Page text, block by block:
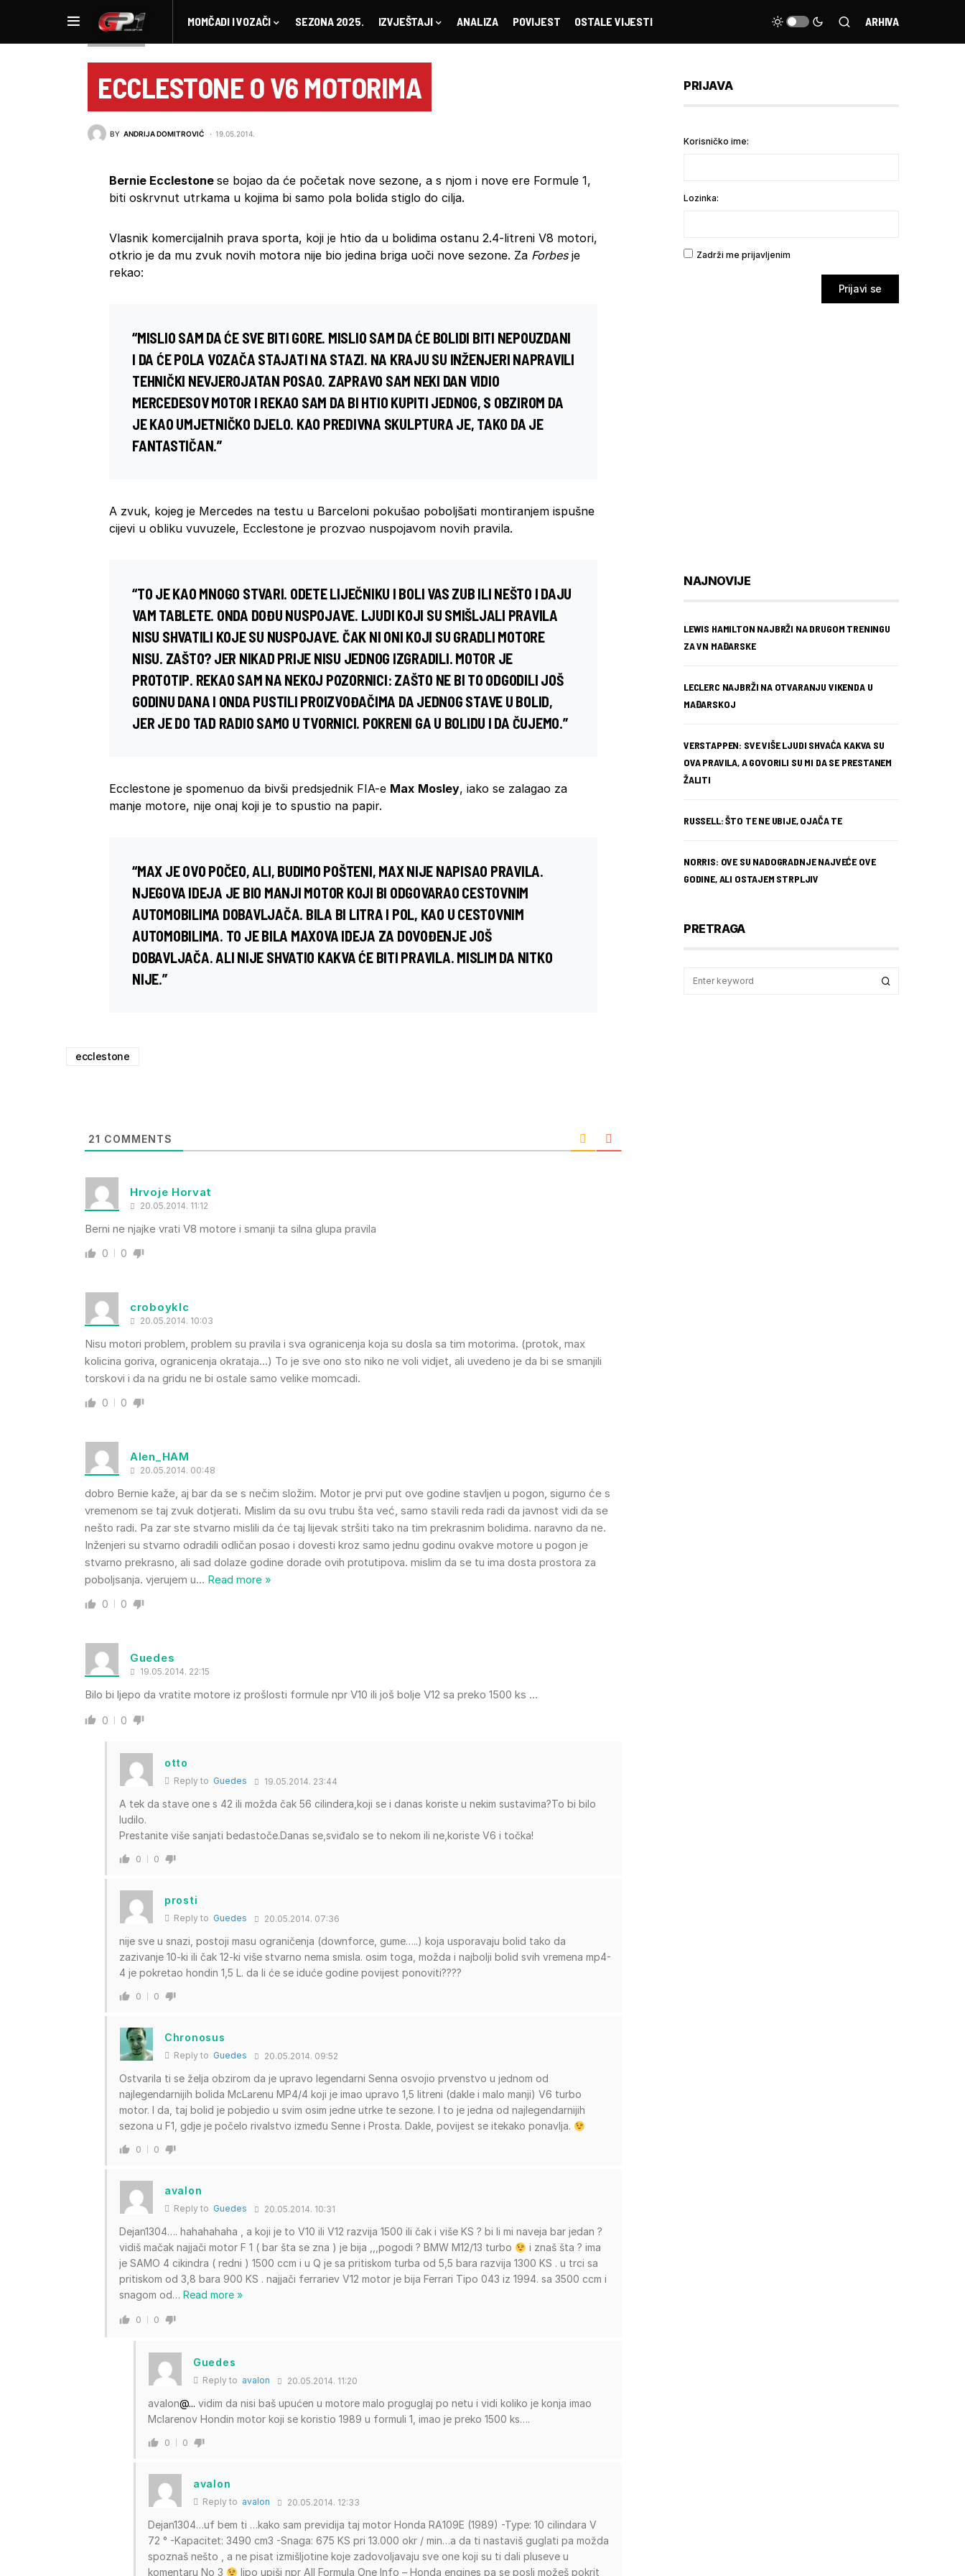
MOMČADI I VOZAČI SEZONA 2025. IZVJEŠTAJI ANALIZA POVIJEST OSTALE VIJESTI ARHIVA
ECCLESTONE O V6 MOTORIMA
BY ANDRIJA DOMITROVIĆ 19.05.2014.
Bernie Ecclestone se bojao da će početak nove sezone, a s njom i nove ere Formule 1,
biti oskrvnut utrkama u kojima bi samo pola bolida stiglo do cilja.
Vlasnik komercijalnih prava sporta, koji je htio da u bolidima ostanu 2.4-litreni V8 motori,
otkrio je da mu zvuk novih motora nije bio jedina briga uoči nove sezone. Za Forbes je
rekao:
“MISLIO SAM DA ĆE SVE BITI GORE. MISLIO SAM DA ĆE BOLIDI BITI NEPOUZDANI
I DA ĆE POLA VOZAČA STAJATI NA STAZI. NA KRAJU SU INŽENJERI NAPRAVILI
TEHNIČKI NEVJEROJATAN POSAO. ZAPRAVO SAM NEKI DAN VIDIO
MERCEDESOV MOTOR I REKAO SAM DA BI HTIO KUPITI JEDNOG, S OBZIROM DA
JE KAO UMJETNIČKO DJELO. KAO PREDIVNA SKULPTURA JE, TAKO DA JE
FANTASTIČAN.”
A zvuk, kojeg je Mercedes na testu u Barceloni pokušao poboljšati montiranjem ispušne
cijevi u obliku vuvuzele, Ecclestone je prozvao nuspojavom novih pravila.
“TO JE KAO MNOGO STVARI. ODETE LIJEČNIKU I BOLI VAS ZUB ILI NEŠTO I DAJU
VAM TABLETE. ONDA DOĐU NUSPOJAVE. LJUDI KOJI SU SMIŠLJALI PRAVILA
NISU SHVATILI KOJE SU NUSPOJAVE. ČAK NI ONI KOJI SU GRADLI MOTORE
NISU. ZAŠTO? JER NIKAD PRIJE NISU JEDNOG IZGRADILI. MOTOR JE
PROTOTIP. REKAO SAM NA NEKOJ POZORNICI: ZAŠTO NE BI TO ODGODILI JOŠ
GODINU DANA I ONDA PUSTILI PROIZVOĐAČIMA DA JEDNOG STAVE U BOLID,
JER JE DO TAD RADIO SAMO U TVORNICI. POKRENI GA U BOLIDU I DA ČUJEMO.”
Ecclestone je spomenuo da bivši predsjednik FIA-e Max Mosley, iako se zalagao za
manje motore, nije onaj koji je to spustio na papir.
“MAX JE OVO POČEO, ALI, BUDIMO POŠTENI, MAX NIJE NAPISAO PRAVILA.
NJEGOVA IDEJA JE BIO MANJI MOTOR KOJI BI ODGOVARAO CESTOVNIM
AUTOMOBILIMA DOBAVLJAČA. BILA BI LITRA I POL, KAO U CESTOVNIM
AUTOMOBILIMA. TO JE BILA MAXOVA IDEJA ZA DOVOĐENJE JOŠ
DOBAVLJAČA. ALI NIJE SHVATIO KAKVA ĆE BITI PRAVILA. MISLIM DA NITKO
NIJE.”
ecclestone
21 COMMENTS
Hrvoje Horvat
20.05.2014. 11:12
Berni ne njajke vrati V8 motore i smanji ta silna glupa pravila
0 0
croboyklc
20.05.2014. 10:03
Nisu motori problem, problem su pravila i sva ogranicenja koja su dosla sa tim motorima. (protok, max
kolicina goriva, ogranicenja okrataja…) To je sve ono sto niko ne voli vidjet, ali uvedeno je da bi se smanjili
torskovi i da na gridu ne bi ostale samo velike momcadi.
0 0
Alen_HAM
20.05.2014. 00:48
dobro Bernie kaže, aj bar da se s nečim složim. Motor je prvi put ove godine stavljen u pogon, sigurno će s
vremenom se taj zvuk dotjerati. Mislim da su ovu trubu šta već, samo stavili reda radi da javnost vidi da se
nešto radi. Pa zar ste stvarno mislili da će taj lijevak stršiti tako na tim prekrasnim bolidima. naravno da ne.
Inženjeri su stvarno odradili odličan posao i dovesti kroz samo jednu godinu ovakve motore u pogon je
stvarno prekrasno, ali sad dolaze godine dorade ovih protutipova. mislim da se tu ima dosta prostora za
poboljsanja. vjerujem u… Read more »
0 0
Guedes
19.05.2014. 22:15
Bilo bi ljepo da vratite motore iz prošlosti formule npr V10 ili još bolje V12 sa preko 1500 ks …
0 0
otto
Reply to Guedes 19.05.2014. 23:44
A tek da stave one s 42 ili možda čak 56 cilindera,koji se i danas koriste u nekim sustavima?To bi bilo
ludilo.
Prestanite više sanjati bedastoče.Danas se,sviđalo se to nekom ili ne,koriste V6 i točka!
0 0
prosti
Reply to Guedes 20.05.2014. 07:36
nije sve u snazi, postoji masu ograničenja (downforce, gume…..) koja usporavaju bolid tako da
zazivanje 10-ki ili čak 12-ki više stvarno nema smisla. osim toga, možda i najbolji bolid svih vremena mp4-
4 je pokretao hondin 1,5 L. da li će se iduće godine povijest ponoviti????
0 0
Chronosus
Reply to Guedes 20.05.2014. 09:52
Ostvarila ti se želja obzirom da je upravo legendarni Senna osvojio prvenstvo u jednom od
najlegendarnijih bolida McLarenu MP4/4 koji je imao upravo 1,5 litreni (dakle i malo manji) V6 turbo
motor. I da, taj bolid je pobjedio u svim osim jedne utrke te sezone. I to je jedna od najlegendarnijih
sezona u F1, gdje je počelo rivalstvo između Senne i Prosta. Dakle, povijest se itekako ponavlja.
0 0
avalon
Reply to Guedes 20.05.2014. 10:31
Dejan1304…. hahahahaha , a koji je to V10 ili V12 razvija 1500 ili čak i više KS ? bi li mi naveja bar jedan ?
vidiš mačak najjači motor F 1 ( bar šta se zna ) je bija ,,,pogodi ? BMW M12/13 turbo
i znaš šta ? ima
je SAMO 4 cikindra ( redni ) 1500 ccm i u Q je sa pritiskom turba od 5,5 bara razvija 1300 KS . u trci sa
pritiskom od 3,8 bara 900 KS . najjači ferrariev V12 motor je bija Ferrari Tipo 043 iz 1994. sa 3500 ccm i
snagom od… Read more »
0 0
Guedes
Reply to avalon 20.05.2014. 11:20
avalon@... vidim da nisi baš upućen u motore malo proguglaj po netu i vidi koliko je konja imao
Mclarenov Hondin motor koji se koristio 1989 u formuli 1, imao je preko 1500 ks….
0 0
avalon
Reply to avalon 20.05.2014. 12:33
Dejan1304…uf bem ti …kako sam previdija taj motor Honda RA109E (1989) -Type: 10 cilindara V
72 ° -Kapacitet: 3490 cm3 -Snaga: 675 KS pri 13.000 okr / min…a da ti nastaviš guglati pa možda
spoznaš nešto , a ne pisat izmišljotine koje zadovoljavaju sve one koji su ti dali pluseve u
komentaru No 3
lipo upiši npr All Formula One Info – Honda engines pa se posli možeš pokrit
PRIJAVA
Korisničko ime:
Lozinka:
Zadrži me prijavljenim
Prijavi se
NAJNOVIJE
LEWIS HAMILTON NAJBRŽI NA DRUGOM TRENINGU
ZA VN MAĐARSKE
LECLERC NAJBRŽI NA OTVARANJU VIKENDA U
MAĐARSKOJ
VERSTAPPEN: SVE VIŠE LJUDI SHVAĆA KAKVA SU
OVA PRAVILA, A GOVORILI SU MI DA SE PRESTANEM
ŽALITI
RUSSELL: ŠTO TE NE UBIJE, OJAČA TE
NORRIS: OVE SU NADOGRADNJE NAJVEĆE OVE
GODINE, ALI OSTAJEM STRPLJIV
PRETRAGA